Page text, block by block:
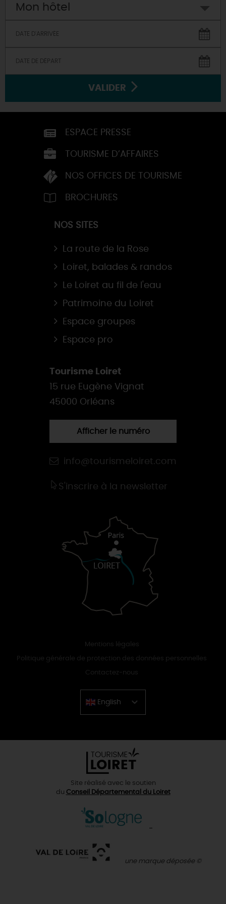
Mon hôtel
VALIDER
ESPACE PRESSE
TOURISME D’AFFAIRES
NOS OFFICES DE TOURISME
BROCHURES
NOS SITES
La route de la Rose
Loiret, balades & randos
Le Loiret au fil de l'eau
Patrimoine du Loiret
Espace groupes
Espace pro
Tourisme Loiret
15 rue Eugène Vignat
45000 Orléans
Afficher le numéro
info@tourismeloiret.com
S'inscrire à la newsletter
Mentions légales
Politique générale de protection des données personnelles
Contactez-nous
English
Chinese
Site réalisé avec le soutien
du Conseil Départemental du Loiret
une marque déposée ©